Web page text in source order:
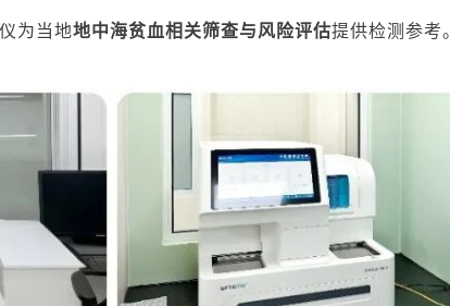
为当地地中海贫血相关筛查与风险评估提供检测参考。